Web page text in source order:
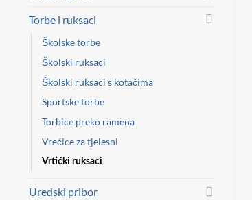
Torbe i ruksaci
Školske torbe
Školski ruksaci
Školski ruksaci s kotačima
Sportske torbe
Torbice preko ramena
Vrećice za tjelesni
Vrtićki ruksaci
Uredski pribor